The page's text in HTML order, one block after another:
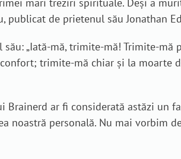
mari treziri spirituale. Deși a
publicat de prietenul său Jonathan
„Iată-mă, trimite-mă! Trimite-
trimite-mă chiar și la moarte
Brainerd ar fi considerată astăzi un
noastră personală. Nu mai vorbim